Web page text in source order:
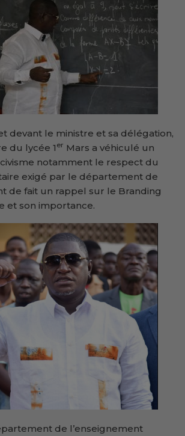
devant le ministre et sa délégation,
du lycée 1 er Mars a véhiculé un
notamment le respect du
exigé par le département de
de fait un rappel sur le Branding
et son importance.
de l’enseignement